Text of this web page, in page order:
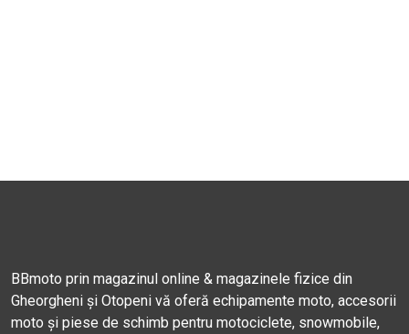
BBmoto prin magazinul online & magazinele fizice din
Gheorgheni și Otopeni vă oferă echipamente moto, accesorii
moto și piese de schimb pentru motociclete, snowmobile,